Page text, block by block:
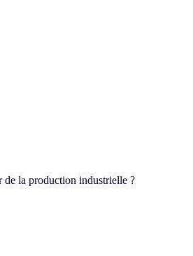
de la production industrielle ?